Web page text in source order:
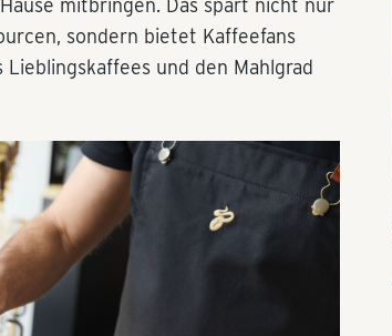
mitbringen. Das spart nicht nur
sondern bietet Kaffeefans
und den Mahlgrad